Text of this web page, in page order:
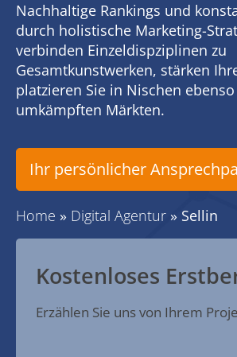
Nachhaltige Rankings und
durch holistische Marketing-
verbinden Einzeldispziplinen zu
Gesamtkunstwerken, stärken
platzieren Sie in Nischen
umkämpften Märkten.
Ihr persönlicher
Home » Digital Agentur » Sellin
Kostenloses
Erzählen Sie uns von Ihrem